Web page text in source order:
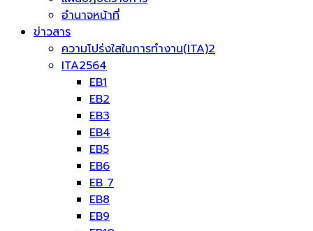
อำนาจหน้าที่
ข่าวสาร
ความโปร่งใสในการทำงาน(ITA)2
ITA2564
EB1
EB2
EB3
EB4
EB5
EB6
EB 7
EB8
EB9